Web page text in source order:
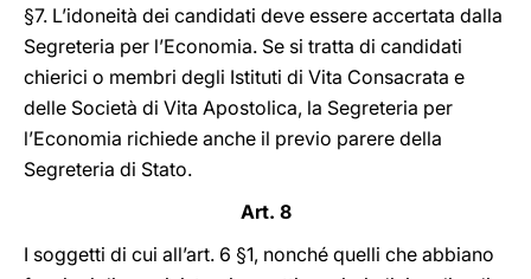
§7. L’idoneità dei candidati deve essere accertata dalla
Segreteria per l’Economia. Se si tratta di candidati
chierici o membri degli Istituti di Vita Consacrata e
delle Società di Vita Apostolica, la Segreteria per
l’Economia richiede anche il previo parere della
Segreteria di Stato.
Art. 8
I soggetti di cui all’art. 6 §1, nonché quelli che abbiano